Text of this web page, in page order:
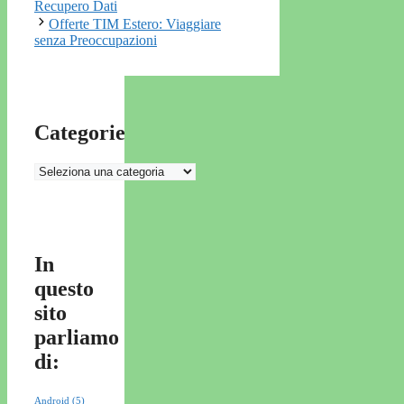
Recupero Dati
Offerte TIM Estero: Viaggiare
senza Preoccupazioni
Categorie
Categorie
In
questo
sito
parliamo
di:
Android (5)